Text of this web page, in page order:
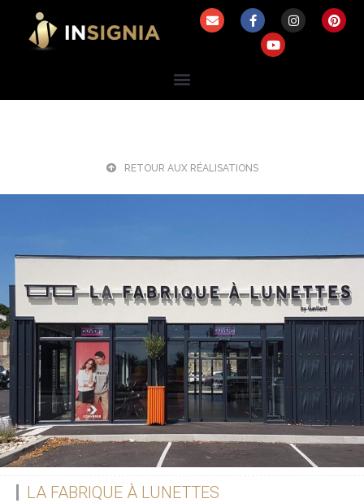
RETOUR AUX RÉALISATIONS
LA FABRIQUE À LUNETTES